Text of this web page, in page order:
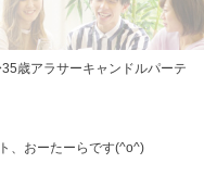
歳アラサーキャンドルパーテ
、おーたーらです(^o^)